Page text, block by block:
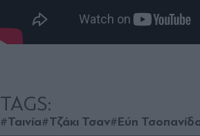
TAGS:
#Ταινία#Τζάκι Τσαν#Εύη